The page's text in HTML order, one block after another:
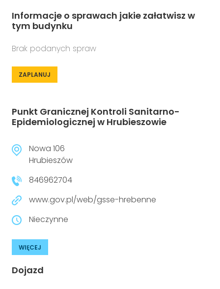
Informacje o sprawach jakie załatwisz w
tym budynku
Brak podanych spraw
ZAPLANUJ
Punkt Granicznej Kontroli Sanitarno-
Epidemiologicznej w Hrubieszowie
Nowa 106
Hrubieszów
846962704
www.gov.pl/web/gsse-hrebenne
Nieczynne
WIĘCEJ
Dojazd